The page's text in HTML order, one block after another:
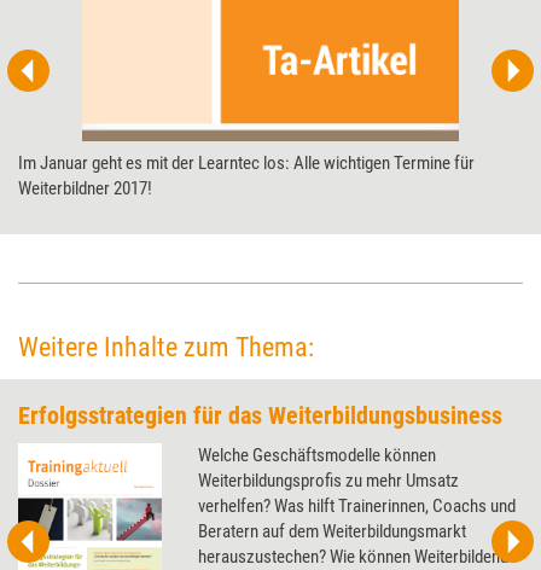
Im Januar geht es mit der Learntec los: Alle wichtigen Termine für
Weiterbildner 2017!
Weitere Inhalte zum Thema:
Erfolgsstrategien für das Weiterbildungsbusiness
Welche Geschäftsmodelle können
Weiterbildungsprofis zu mehr Umsatz
verhelfen? Was hilft Trainerinnen, Coachs und
Beratern auf dem Weiterbildungsmarkt
herauszustechen? Wie können Weiterbildende